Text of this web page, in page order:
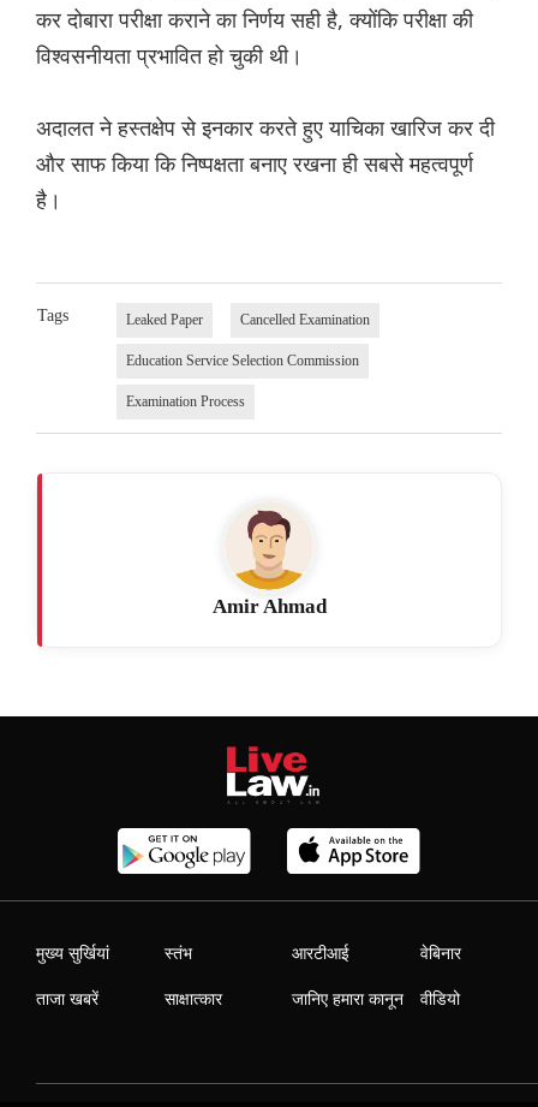
कर दोबारा परीक्षा कराने का निर्णय सही है, क्योंकि परीक्षा की
विश्वसनीयता प्रभावित हो चुकी थी।
अदालत ने हस्तक्षेप से इनकार करते हुए याचिका खारिज कर दी
और साफ किया कि निष्पक्षता बनाए रखना ही सबसे महत्वपूर्ण
है।
Tags Leaked Paper Cancelled Examination
Education Service Selection Commission
Examination Process
Amir Ahmad
मुख्य सुर्खियां
ताजा खबरें
स्तंभ
साक्षात्कार
आरटीआई
जानिए हमारा कानून
वेबिनार
वीडियो